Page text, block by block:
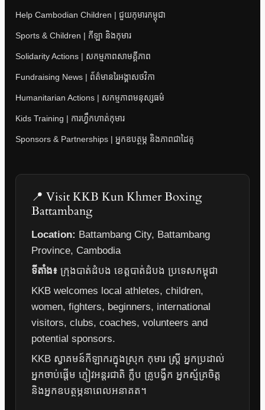
Help Cambodian Children | ជួយកុមារកម្ពុជា
Sports & Children | កីឡា និងកុមារ
Solidarity Actions | សកម្មភាពសាមគ្គីភាព
Fundraising News | ព័ត៌មានរៃអង្គាសថវិកា
Humanitarian Actions | សកម្មភាពមនុស្សធម៌
Kids Training | ការហ្វឹកហាត់កុមារ
Sponsors & Partnerships | អ្នកឧបត្ថម្ភ និងភាពជាដៃគូ
📍 Visit KKB Kun Khmer Boxing
Battambang
Location: Battambang City, Battambang
Province, Cambodia
ទីតាំង៖ ក្រុងបាត់ដំបង ខេត្តបាត់ដំបង ប្រទេសកម្ពុជា
KKB welcomes local athletes, children,
women, fighters, beginners, international
visitors, clubs, coaches, volunteers and
potential sponsors.
KKB ស្វាគមន៍កីឡាករក្នុងស្រុក កុមារ ស្ត្រី អ្នកប្រដាល់
អ្នកចាប់ផ្តើម ភ្ញៀវអន្តរជាតិ ក្លឹប គ្រូបង្វឹក អ្នកស្ម័គ្រចិត្ត
និងអ្នកឧបត្ថម្ភនាពេលអនាគត។